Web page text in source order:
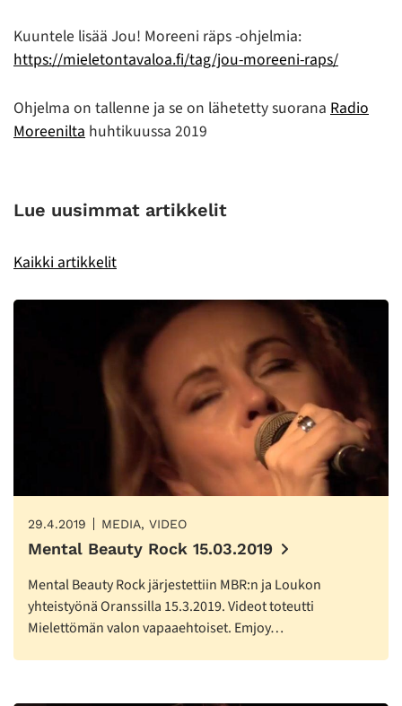
Kuuntele lisää Jou! Moreeni räps -ohjelmia:
https://mieletontavaloa.fi/tag/jou-moreeni-raps/
Ohjelma on tallenne ja se on lähetetty suorana Radio
Moreenilta huhtikuussa 2019
Lue uusimmat artikkelit
Kaikki artikkelit
29.4.2019 MEDIA, VIDEO
Mental Beauty Rock 15.03.2019
Mental Beauty Rock järjestettiin MBR:n ja Loukon
yhteistyönä Oranssilla 15.3.2019. Videot toteutti
Mielettömän valon vapaaehtoiset. Emjoy…